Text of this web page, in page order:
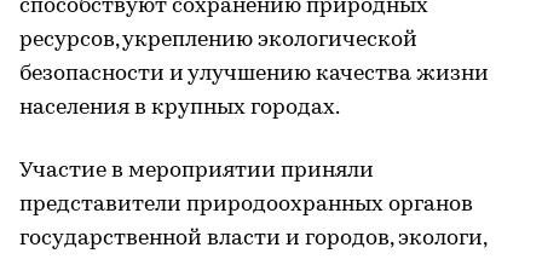
способствуют сохранению природных
ресурсов, укреплению экологической
безопасности и улучшению качества жизни
населения в крупных городах.
Участие в мероприятии приняли
представители природоохранных органов
государственной власти и городов, экологи,